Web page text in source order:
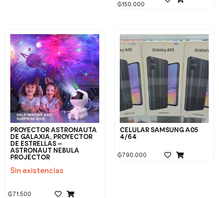
₲150.000
PROYECTOR ASTRONAUTA
DE GALAXIA, PROYECTOR
DE ESTRELLAS –
ASTRONAUT NEBULA
PROJECTOR
Sin existencias
₲71.500
CELULAR SAMSUNG A05
4/64
₲790.000